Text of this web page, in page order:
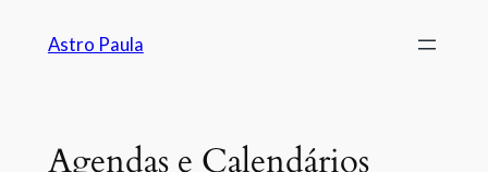
Astro Paula
Agendas e Calendários